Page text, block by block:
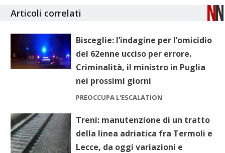
Articoli correlati
Bisceglie: l’indagine per l’omicidio
del 62enne ucciso per errore.
Criminalità, il ministro in Puglia
nei prossimi giorni
PREOCCUPA L'ESCALATION
Treni: manutenzione di un tratto
della linea adriatica fra Termoli e
Lecce, da oggi variazioni e